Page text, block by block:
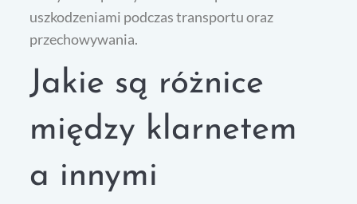
uszkodzeniami podczas transportu oraz
przechowywania.
Jakie są różnice
między klarnetem
a innymi